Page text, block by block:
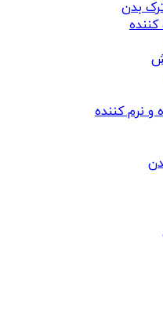
بدن
و نرم کننده